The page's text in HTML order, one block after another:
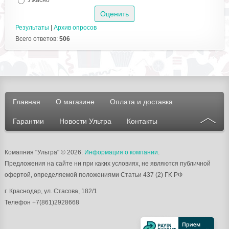
Результаты
Архив опросов
Всего ответов: 506
Главная О магазине Оплата и доставка
Гарантии Новости Ультра Контакты
Комапния "Ультра"© 2026. Информация о компании.
Предложения на сайте ни при каких условиях, не являются публичной
офертой, определяемой положениями Статьи 437 (2) ГK РФ
г. Краснодар, ул. Стасова, 182/1
Телефон +7(861)2928668